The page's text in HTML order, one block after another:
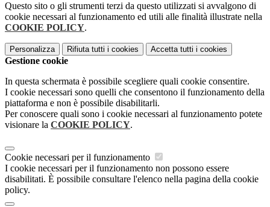
Questo sito o gli strumenti terzi da questo utilizzati si avvalgono di
cookie necessari al funzionamento ed utili alle finalità illustrate nella
COOKIE POLICY.
Personalizza Rifiuta tutti i cookies Accetta tutti i cookies
Gestione cookie
In questa schermata è possibile scegliere quali cookie consentire.
I cookie necessari sono quelli che consentono il funzionamento della
piattaforma e non è possibile disabilitarli.
Per conoscere quali sono i cookie necessari al funzionamento potete
visionare la COOKIE POLICY.
Cookie necessari per il funzionamento
I cookie necessari per il funzionamento non possono essere
disabilitati. È possibile consultare l'elenco nella pagina della cookie
policy.